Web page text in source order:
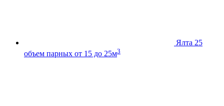
Ялта 25
объем парных от 15 до 25м3